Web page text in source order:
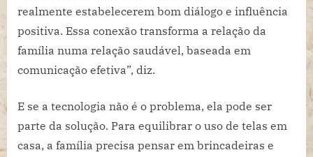
realmente estabelecerem bom diálogo e influência
positiva. Essa conexão transforma a relação da
família numa relação saudável, baseada em
comunicação efetiva”, diz.
E se a tecnologia não é o problema, ela pode ser
parte da solução. Para equilibrar o uso de telas em
casa, a família precisa pensar em brincadeiras e